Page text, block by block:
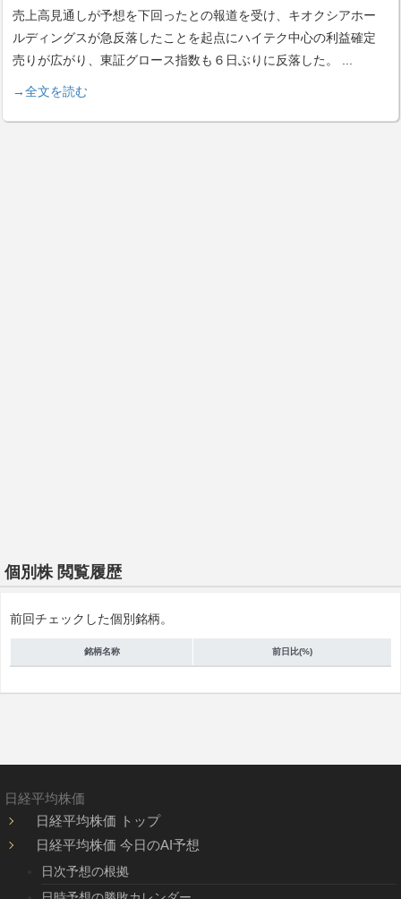
売上高見通しが予想を下回ったとの報道を受け、キオクシアホー
ルディングスが急反落したことを起点にハイテク中心の利益確定
売りが広がり、東証グロース指数も６日ぶりに反落した。
...
→全文を読む
個別株 閲覧履歴
前回チェックした個別銘柄。
銘柄名称 前日比(%)
日経平均株価
日経平均株価 トップ
日経平均株価 今日のAI予想
日次予想の根拠